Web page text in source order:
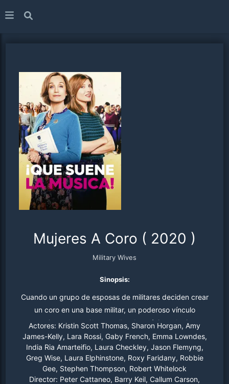
Mujeres A Coro ( 2020 )
Military Wives
Sinopsis:
Cuando un grupo de esposas de militares deciden crear
un coro en una base militar, un poderoso vínculo
comienza a surgir entre ellas. La música y la risa
transformará en cierta forma sus vidas, ayudándoles a
intentar superar el miedo que experimentan cada vez
que sus seres queridos se aventuran en peligrosas
misiones en Afganistán.
Actores: Kristin Scott Thomas, Sharon Horgan, Amy
James-Kelly, Lara Rossi, Gaby French, Emma Lowndes,
India Ria Amarteifio, Laura Checkley, Jason Flemyng,
Greg Wise, Laura Elphinstone, Roxy Faridany, Robbie
Gee, Stephen Thompson, Robert Whitelock
Director: Peter Cattaneo, Barry Keil, Callum Carson,